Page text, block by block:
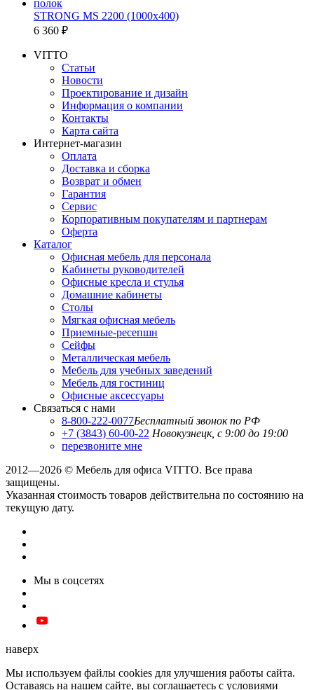
STRONG MS 2200 (1000х400)
6 360 ₽
VITTO
Статьи
Новости
Проектирование и дизайн
Информация о компании
Контакты
Карта сайта
Интернет-магазин
Оплата
Доставка и сборка
Возврат и обмен
Гарантия
Сервис
Корпоративным покупателям и партнерам
Оферта
Каталог
Офисная мебель для персонала
Кабинеты руководителей
Офисные кресла и стулья
Домашние кабинеты
Столы
Мягкая офисная мебель
Приемные-ресепшн
Сейфы
Металлическая мебель
Мебель для учебных заведений
Мебель для гостиниц
Офисные аксессуары
Связаться с нами
8-800-222-0077Бесплатный звонок по РФ
+7 (3843) 60-00-22 Новокузнецк, с 9:00 до 19:00
перезвоните мне
2012—2026 © Мебель для офиса VITTO. Все права
защищены.
Указанная стоимость товаров действительна по состоянию на
текущую дату.
Мы в соцсетях
наверх
Мы используем файлы cookies для улучшения работы сайта.
Оставаясь на нашем сайте, вы соглашаетесь с условиями